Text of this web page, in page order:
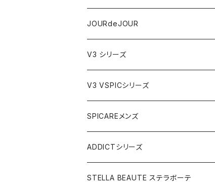
テラヘルツかっさデュアルカーブ
ビューティフェイススティック・リン
VSPIC C グロウミスト
VSPICサンセラム
レーザー&EMSリフトブラシPRO2.0
V3 Ｖスピック ブライトデリバリーC
JOURdeJOURセット
JOURdeJOUR＆テラヘルツかっさセット
JOURdeJOUR＆美顔器セット
紫外線対策セット
V3ベースメイクセット
紫外線対策&抗酸化サプリ
JOURdeJOUR
メディテーションゲル32
VEGANクレンジング
JOURdeJOURセット
メディテーションゲル2本セット
メディテーションゲル&クレンジングセット
リップアディクトセット
V3 シリーズ
ルカドクリーム
V3エキサイティングファンデーション
レフィル
V3シャイニングファンデーション
レフィル
V3ブリリアントファンデーション
V3 VSPICシリーズ
Cサンセラム
VC美容液
Ｃグロウミスト
SPICAREメンズ
スターターセット
VMファンデーション
ADDICTシリーズ
ラッシュアディクト
STELLA BEAUTE ステラボーテ